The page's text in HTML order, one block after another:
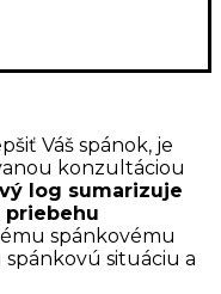
Váš spánok, je
konzultáciou
log sumarizuje
priebehu
spánkovému
situáciu a